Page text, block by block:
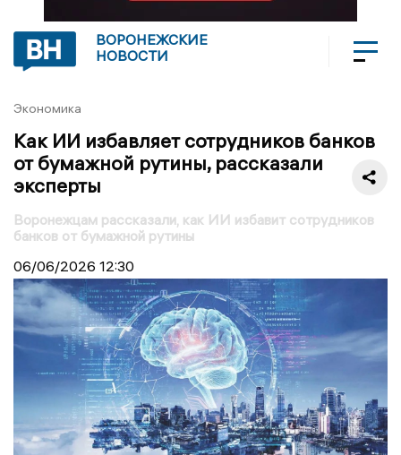
ВОРОНЕЖСКИЕ
НОВОСТИ
Экономика
Как ИИ избавляет сотрудников банков
от бумажной рутины, рассказали
эксперты
Воронежцам рассказали, как ИИ избавит сотрудников
банков от бумажной рутины
06/06/2026 12:30